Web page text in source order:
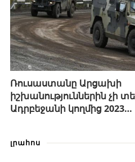
Ռուսաստանը Արցախի
իշխանություններին չի
Ադրբեջանի կողմից 2023...
լրահոս